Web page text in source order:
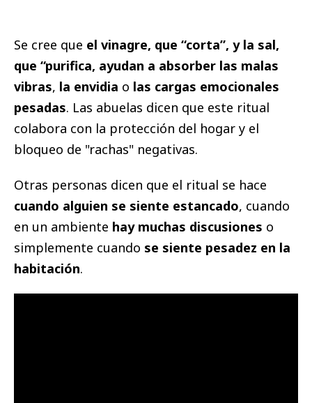
Se cree que el vinagre, que “corta”, y la sal,
que “purifica, ayudan a absorber las malas
vibras, la envidia o las cargas emocionales
pesadas. Las abuelas dicen que este ritual
colabora con la protección del hogar y el
bloqueo de "rachas" negativas.
Otras personas dicen que el ritual se hace
cuando alguien se siente estancado, cuando
en un ambiente hay muchas discusiones o
simplemente cuando se siente pesadez en la
habitación.